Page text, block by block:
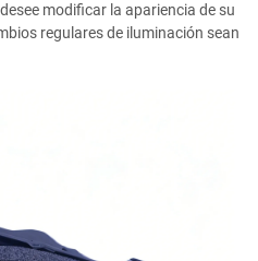
modificar la apariencia de su
regulares de iluminación sean